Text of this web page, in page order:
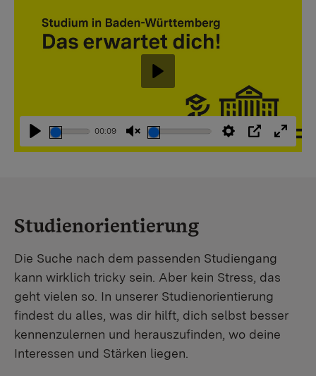
Abspielen
00:09
StummschaltungEinstellungen
PIP
Abspielen
Studienorientierung
Die Suche nach dem passenden Studiengang
kann wirklich tricky sein. Aber kein Stress, das
geht vielen so. In unserer Studienorientierung
findest du alles, was dir hilft, dich selbst besser
kennenzulernen und herauszufinden, wo deine
Interessen und Stärken liegen.